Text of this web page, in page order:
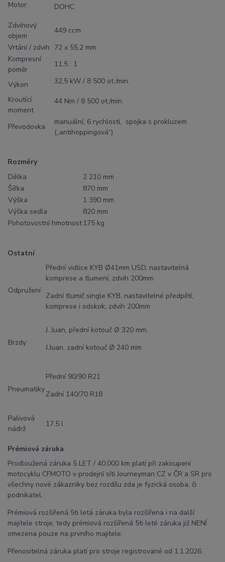
Motor
DOHC
Zdvihový
objem
449 ccm
Vrtání / zdvih 72 x 55,2 mm
Kompresní
poměr
11,5 : 1
Výkon
32,5 kW / 8 500 ot./min.
Kroutící
moment
44 Nm / 8 500 ot./min.
Převodovka
manuální, 6 rychlostí, spojka s prokluzem
(„antihoppingová“)
Rozměry
Délka
2 210 mm
Šířka
870 mm
Výška
1 390 mm
Výška sedla
820 mm
Pohotovostní hmotnost175 kg
Ostatní
Odpružení
Přední vidlice KYB Ø41mm USD, nastavitelná
komprese a tlumení, zdvih 200mm
Zadní tlumič single KYB, nastavitelné předpětí,
komprese i odskok, zdvih 200mm
Brzdy
J. Juan, přední kotouč Ø 320 mm,
J.Juan, zadní kotouč Ø 240 mm
Pneumatiky
Přední 90/90 R21
Zadní 140/70 R18
Palivová
nádrž
17,5 l
Prémiová záruka
Prodloužená záruka 5 LET / 40.000 km platí při zakoupení
motocyklu CFMOTO v prodejní síti Journeyman CZ v ČR a SR pro
všechny nové zákazníky bez rozdílu zda je fyzická osoba, či
podnikatel.
Prémiová rozšířená 5ti letá záruka byla rozšířena i na další
majitele stroje, tedy prémiová rozšířená 5ti leté záruka již NENÍ
omezena pouze na prvního majitele.
Přenositelná záruka platí pro stroje registrované od 1.1.2026.